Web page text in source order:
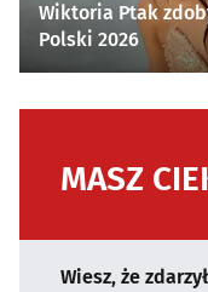
Wiktoria Ptak
Polski 2026
MASZ
Wiesz, że